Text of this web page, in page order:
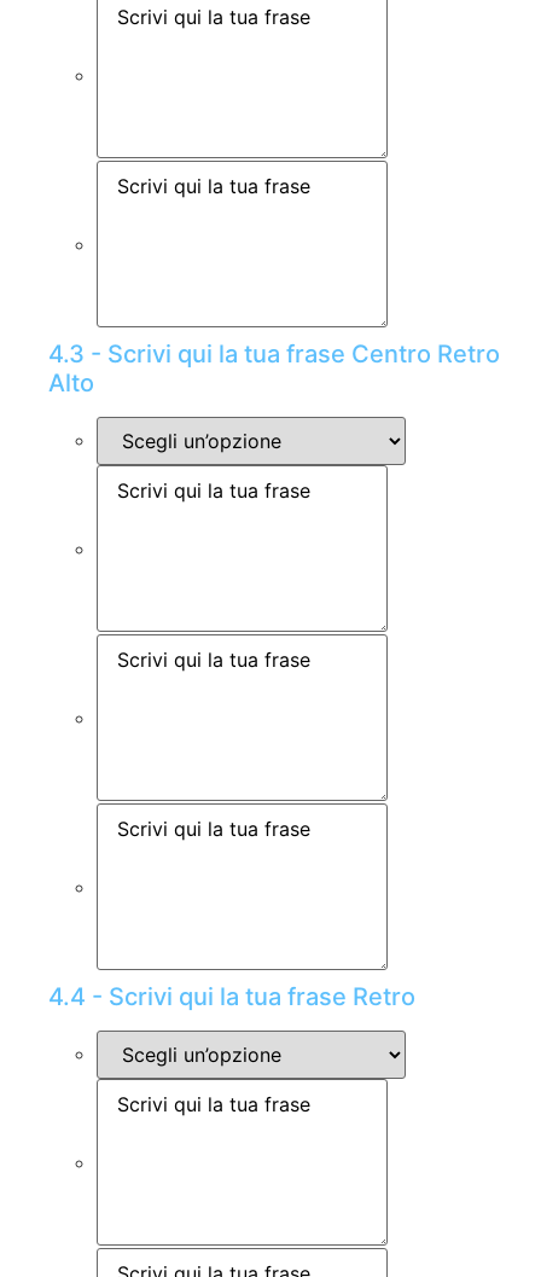
4.3 - Scrivi qui la tua frase Centro Retro
Alto
4.4 - Scrivi qui la tua frase Retro